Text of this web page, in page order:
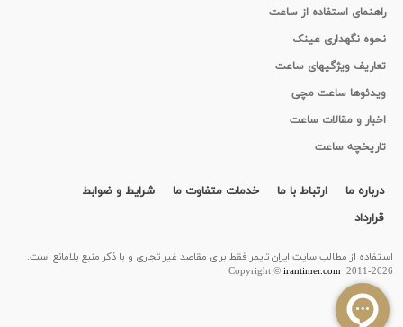
راهنمای استفاده از ساعت
نحوه نگهداری عینک
تعاریف ویژگیهای ساعت
ویدئوها ساعت مچی
اخبار و مقالات ساعت
تاریخچه ساعت
درباره ما ارتباط با ما خدمات متفاوت ما
شرایط و ضوابط
قرارداد
استفاده از مطالب سايت ایران تایمر فقط برای مقاصد غیر تجاری و با ذکر منبع بلامانع است.
Copyright ©irantimer.com2011-2026